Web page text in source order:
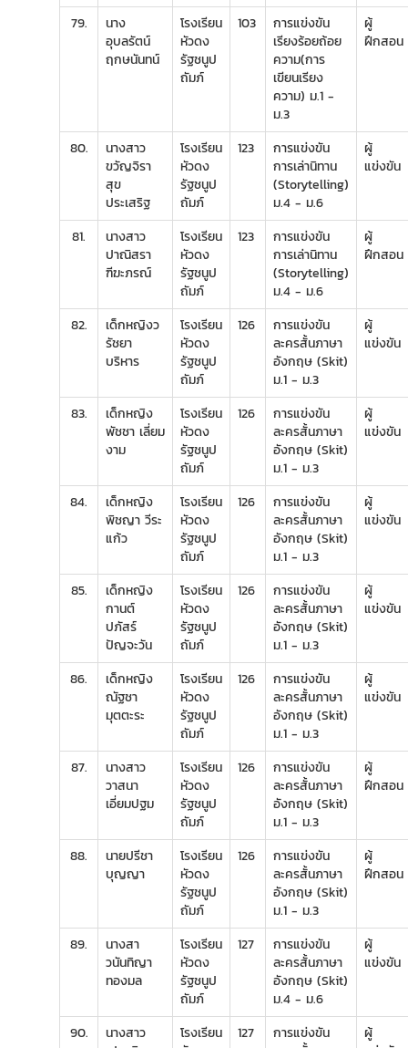
79.
นาง
อุบลรัตน์
ฤกษนันทน์
โรงเรียน
หัวดง
รัฐชนูป
ถัมภ์
103
การแข่งขัน
เรียงร้อยถ้อย
ความ(การ
เขียนเรียง
ความ) ม.1 -
ม.3
ผู้
ฝึกสอน
80.
นางสาว
ขวัญจิรา
สุข
ประเสริฐ
โรงเรียน
หัวดง
รัฐชนูป
ถัมภ์
123
การแข่งขัน
การเล่านิทาน
(Storytelling)
ม.4 - ม.6
ผู้
แข่งขัน
81.
นางสาว
ปาณิสรา
ฑีฆะภรณ์
โรงเรียน
หัวดง
รัฐชนูป
ถัมภ์
123
การแข่งขัน
การเล่านิทาน
(Storytelling)
ม.4 - ม.6
ผู้
ฝึกสอน
82.
เด็กหญิงว
รัชยา
บริหาร
โรงเรียน
หัวดง
รัฐชนูป
ถัมภ์
126
การแข่งขัน
ละครสั้นภาษา
อังกฤษ (Skit)
ม.1 - ม.3
ผู้
แข่งขัน
83.
เด็กหญิง
พัชชา เลี่ยม
งาม
โรงเรียน
หัวดง
รัฐชนูป
ถัมภ์
126
การแข่งขัน
ละครสั้นภาษา
อังกฤษ (Skit)
ม.1 - ม.3
ผู้
แข่งขัน
84.
เด็กหญิง
พิชญา วีระ
แก้ว
โรงเรียน
หัวดง
รัฐชนูป
ถัมภ์
126
การแข่งขัน
ละครสั้นภาษา
อังกฤษ (Skit)
ม.1 - ม.3
ผู้
แข่งขัน
85.
เด็กหญิง
กานต์
ปภัสร์
ปัญจะวัน
โรงเรียน
หัวดง
รัฐชนูป
ถัมภ์
126
การแข่งขัน
ละครสั้นภาษา
อังกฤษ (Skit)
ม.1 - ม.3
ผู้
แข่งขัน
86.
เด็กหญิง
ณัฐชา
มุตตะระ
โรงเรียน
หัวดง
รัฐชนูป
ถัมภ์
126
การแข่งขัน
ละครสั้นภาษา
อังกฤษ (Skit)
ม.1 - ม.3
ผู้
แข่งขัน
87.
นางสาว
วาสนา
เอี่ยมปฐม
โรงเรียน
หัวดง
รัฐชนูป
ถัมภ์
126
การแข่งขัน
ละครสั้นภาษา
อังกฤษ (Skit)
ม.1 - ม.3
ผู้
ฝึกสอน
88.
นายปรีชา
บุญญา
โรงเรียน
หัวดง
รัฐชนูป
ถัมภ์
126
การแข่งขัน
ละครสั้นภาษา
อังกฤษ (Skit)
ม.1 - ม.3
ผู้
ฝึกสอน
89.
นางสา
วนันทิญา
ทองมล
โรงเรียน
หัวดง
รัฐชนูป
ถัมภ์
127
การแข่งขัน
ละครสั้นภาษา
อังกฤษ (Skit)
ม.4 - ม.6
ผู้
แข่งขัน
90.
นางสาว
โรงเรียน
127
การแข่งขัน
ผู้